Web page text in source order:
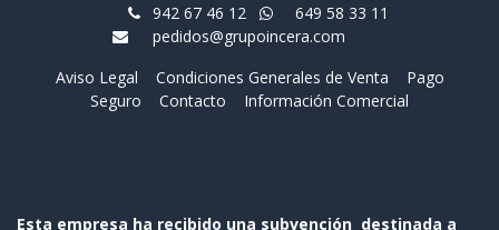
942 67 46 12
649 58 33 11
pedidos@grupoincera.com
Aviso Legal
Condiciones Generales de Venta
Pago
Seguro
Contacto Información Comercial
Esta empresa ha recibido una subvención destinada a